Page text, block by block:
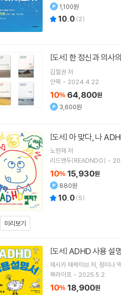
1,100원
10.0 (2)
[도서] 한 정신과 의사
김철권 저
안목
2024.4.22.
10% 64,800원
3,600원
미리보기
[도서] 아 맞다, 나
노현재 저
리드앤두(READNDO)
10% 15,930원
880원
10.0 (5)
[도서] ADHD 사용 설
제시카 매케이브 저 정미나 역
북라이프
2025.5.2.
10% 18,900원